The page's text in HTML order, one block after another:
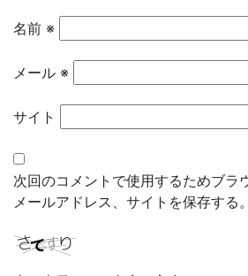
名前 ※
メール ※
サイト
次回のコメントで使用するためブラ
メールアドレス、サイトを保存する。